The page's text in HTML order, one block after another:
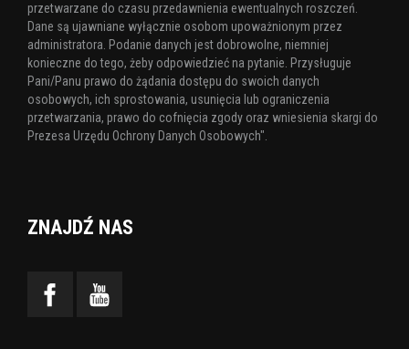
przetwarzane do czasu przedawnienia ewentualnych roszczeń.
Dane są ujawniane wyłącznie osobom upoważnionym przez
administratora. Podanie danych jest dobrowolne, niemniej
konieczne do tego, żeby odpowiedzieć na pytanie. Przysługuje
Pani/Panu prawo do żądania dostępu do swoich danych
osobowych, ich sprostowania, usunięcia lub ograniczenia
przetwarzania, prawo do cofnięcia zgody oraz wniesienia skargi do
Prezesa Urzędu Ochrony Danych Osobowych".
ZNAJDŹ NAS